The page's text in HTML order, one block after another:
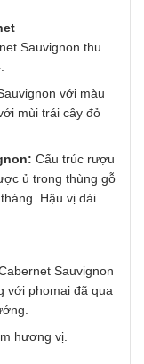
Sauvignon thu
với màu
mùi trái cây đỏ
Cấu trúc rượu
ủ trong thùng gỗ
Hậu vị dài
Sauvignon
với phomai đã qua
hương vị.